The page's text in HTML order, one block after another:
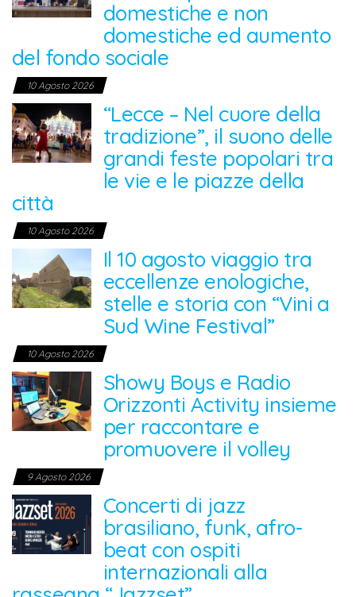
domestiche e non
domestiche ed aumento
del fondo sociale
10 Agosto 2026
“Lecce – Nel cuore della
tradizione”, il suono delle
grandi feste popolari tra
le vie e le piazze della
città
10 Agosto 2026
Il 10 agosto viaggio tra
eccellenze enologiche,
stelle e storia con “Vini a
Sud Wine Festival”
10 Agosto 2026
Showy Boys e Radio
Orizzonti Activity insieme
per raccontare e
promuovere il volley
9 Agosto 2026
Concerti di jazz
brasiliano, funk, afro-
beat con ospiti
internazionali alla